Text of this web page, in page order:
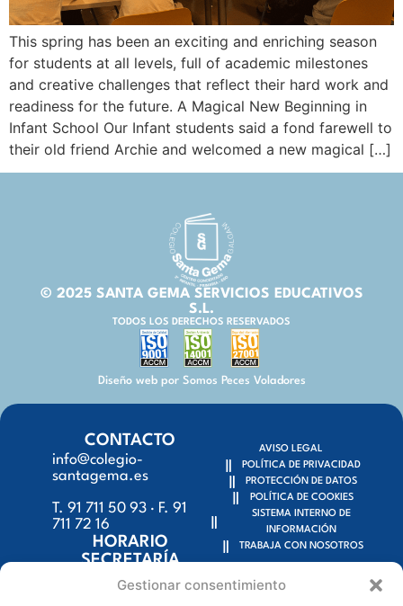
Gestionar consentimiento
This spring has been an exciting and enriching season
for students at all levels, full of academic milestones
and creative challenges that reflect their hard work and
readiness for the future. A Magical New Beginning in
Infant School Our Infant students said a fond farewell to
their old friend Archie and welcomed a new magical […]
© 2025 SANTA GEMA SERVICIOS EDUCATIVOS
S.L.
TODOS LOS DERECHOS RESERVADOS
Diseño web por Somos Peces Voladores
CONTACTO
info@colegio-
santagema.es
T. 91 711 50 93 · F. 91
711 72 16
HORARIO
SECRETARÍA
9:15h – 18:00h
AVISO LEGAL
POLÍTICA DE PRIVACIDAD
PROTECCIÓN DE DATOS
POLÍTICA DE COOKIES
SISTEMA INTERNO DE
INFORMACIÓN
TRABAJA CON NOSOTROS